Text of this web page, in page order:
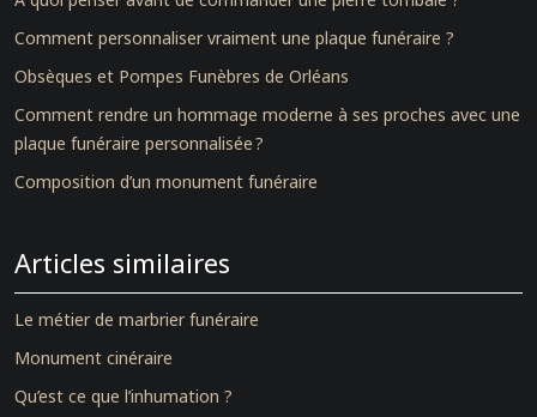
Comment personnaliser vraiment une plaque funéraire ?
Obsèques et Pompes Funèbres de Orléans
Comment rendre un hommage moderne à ses proches avec une
plaque funéraire personnalisée ?
Composition d’un monument funéraire
Articles similaires
Le métier de marbrier funéraire
Monument cinéraire
Qu’est ce que l’inhumation ?